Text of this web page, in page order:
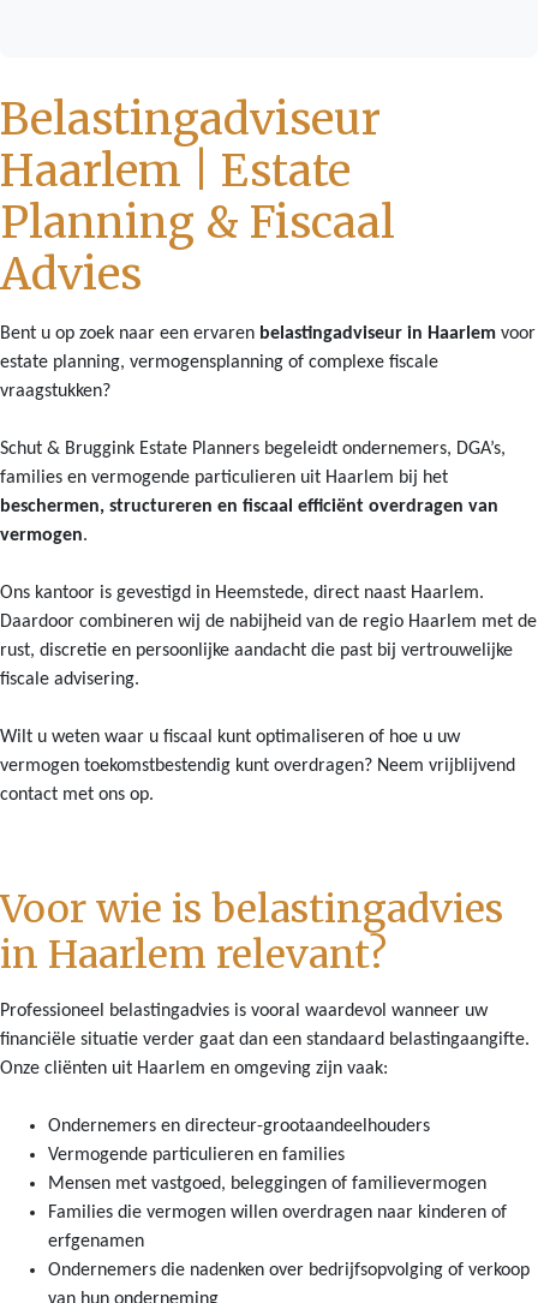
Belastingadviseur
Haarlem | Estate
Planning & Fiscaal
Advies
Bent u op zoek naar een ervaren belastingadviseur in Haarlem voor
estate planning, vermogensplanning of complexe fiscale
vraagstukken?
Schut & Bruggink Estate Planners begeleidt ondernemers, DGA’s,
families en vermogende particulieren uit Haarlem bij het
beschermen, structureren en fiscaal efficiënt overdragen van
vermogen.
Ons kantoor is gevestigd in Heemstede, direct naast Haarlem.
Daardoor combineren wij de nabijheid van de regio Haarlem met de
rust, discretie en persoonlijke aandacht die past bij vertrouwelijke
fiscale advisering.
Wilt u weten waar u fiscaal kunt optimaliseren of hoe u uw
vermogen toekomstbestendig kunt overdragen? Neem vrijblijvend
contact met ons op.
Voor wie is belastingadvies
in Haarlem relevant?
Professioneel belastingadvies is vooral waardevol wanneer uw
financiële situatie verder gaat dan een standaard belastingaangifte.
Onze cliënten uit Haarlem en omgeving zijn vaak:
Ondernemers en directeur-grootaandeelhouders
Vermogende particulieren en families
Mensen met vastgoed, beleggingen of familievermogen
Families die vermogen willen overdragen naar kinderen of
erfgenamen
Ondernemers die nadenken over bedrijfsopvolging of verkoop